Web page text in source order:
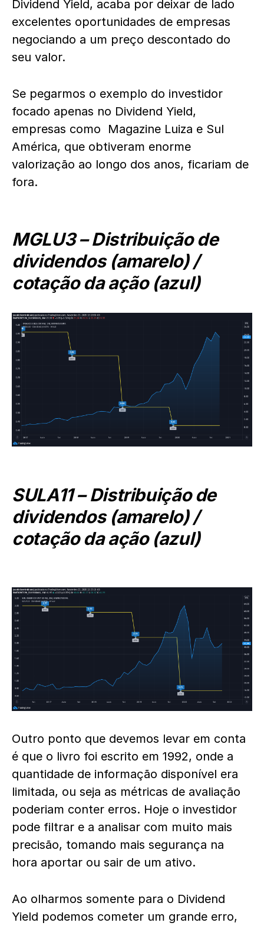
Dividend Yield, acaba por deixar de lado
excelentes oportunidades de empresas
negociando a um preço descontado do
seu valor.
Se pegarmos o exemplo do investidor
focado apenas no Dividend Yield,
empresas como Magazine Luiza e Sul
América, que obtiveram enorme
valorização ao longo dos anos, ficariam de
fora.
MGLU3 – Distribuição de
dividendos (amarelo) /
cotação da ação (azul)
SULA11 – Distribuição de
dividendos (amarelo) /
cotação da ação (azul)
Outro ponto que devemos levar em conta
é que o livro foi escrito em 1992, onde a
quantidade de informação disponível era
limitada, ou seja as métricas de avaliação
poderiam conter erros. Hoje o investidor
pode filtrar e a analisar com muito mais
precisão, tomando mais segurança na
hora aportar ou sair de um ativo.
Ao olharmos somente para o Dividend
Yield podemos cometer um grande erro,